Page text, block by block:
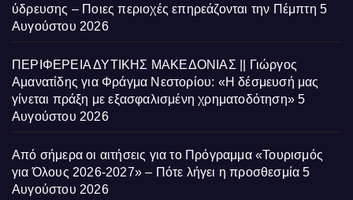
ύδρευσης – Ποιες περιοχές επηρεάζονται την Πέμπτη 5
Αυγούστου 2026
ΠΕΡΙΦΕΡΕΙΑ ΔΥΤΙΚΗΣ ΜΑΚΕΔΟΝΙΑΣ || Γιώργος
Αμανατίδης για Φράγμα Νεστορίου: «Η δέσμευσή μας
γίνεται πράξη με εξασφαλισμένη χρηματοδότηση» 5
Αυγούστου 2026
Από σήμερα οι αιτήσεις για το Πρόγραμμα «Τουρισμός
για Όλους 2026-2027» – Πότε λήγει η προσθεσμία 5
Αυγούστου 2026